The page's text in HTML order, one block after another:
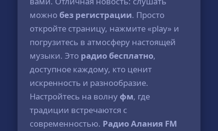
можнобез регистрации. Просто
откройте страницу, нажмите «play» и
погрузитесь в атмосферу настоящей
музыки. Это радио бесплатно,
доступное каждому, кто ценит
искренность и разнообразие.
Настройтесь на волну фм, где
традиции встречаются с
современностью. Радио Алания FM